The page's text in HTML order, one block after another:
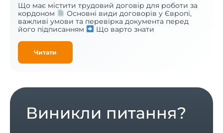
Що має містити трудовий договір для роботи за
кордоном
Основні види договорів у Європі,
важливі умови та перевірка документа перед
його підписанням
Що варто знати
Читати
Виникли питання?